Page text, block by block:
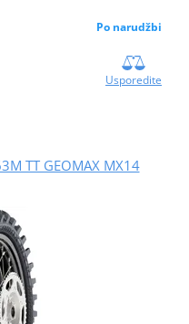
Po narudžbi
Usporedite
TT GEOMAX MX14